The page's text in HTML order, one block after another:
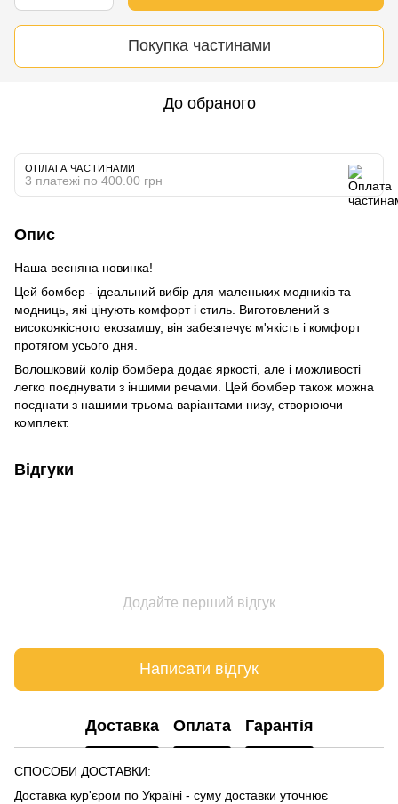
Покупка частинами
До обраного
ОПЛАТА ЧАСТИНАМИ
3 платежі по 400.00 грн
Опис
Наша весняна новинка!
Цей бомбер - ідеальний вибір для маленьких модників та
модниць, які цінують комфорт і стиль. Виготовлений з
високоякісного екозамшу, він забезпечує м'якість і комфорт
протягом усього дня.
Волошковий колір бомбера додає яркості, але і можливості
легко поєднувати з іншими речами. Цей бомбер також можна
поєднати з нашими трьома варіантами низу, створюючи
комплект.
Відгуки
Додайте перший відгук
Написати відгук
Доставка Оплата Гарантія
СПОСОБИ ДОСТАВКИ:
Доставка кур'єром по Україні - суму доставки уточнює